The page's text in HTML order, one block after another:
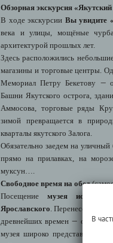
Обзорная экскурсия
В ходе экскурсии Вы увидите
века и улицы, мощёные
архитектурой прошлых лет.
Здесь расположились
магазины и торговые центры.
Мемориал Петру Бекетову —
Башни Якутского острога,
Аммосова, торговые ряды
зимой превращается в
кварталы якутского Залога.
Обязательно заедем на
прямо на прилавках, на
муксун….
Свободное время на обед
Посещение музея
Ярославского . Перенесемся
древнейших времен — от эпохи
музея широко представлена
В